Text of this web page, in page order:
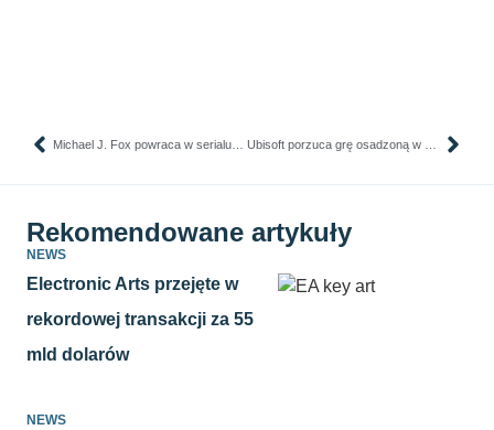
Rekomendowane artykuły
NEWS
Electronic Arts przejęte w
rekordowej transakcji za 55
mld dolarów
NEWS